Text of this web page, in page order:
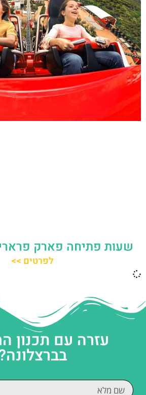
שעות פתיחה פארק
לפרטים >>
עזרה עם תכנון